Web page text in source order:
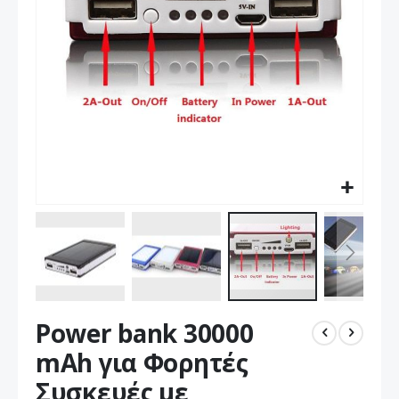
στην
αρχή
της
συλλογής
Power bank 30000
mAh για Φορητές
Συσκευές με